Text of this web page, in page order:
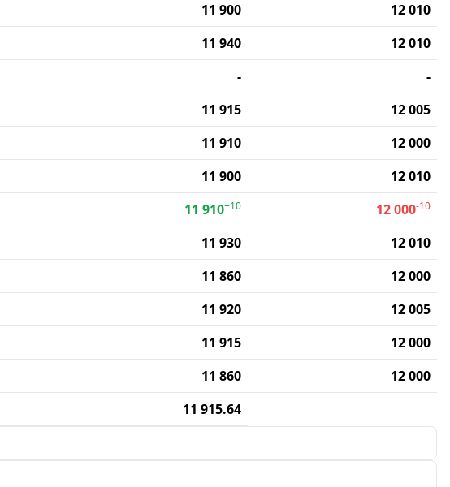
11 900
12 010
11 940
12 010
-
-
11 915
12 005
11 910
12 000
11 900
12 010
11 910+10 12 000-10
11 930
12 010
11 860
12 000
11 920
12 005
11 915
12 000
11 860
12 000
11 915.64